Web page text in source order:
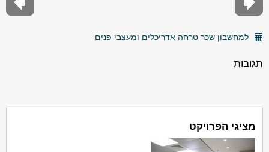
למחשבון שכר טרחה אדריכלים ומעצבי פנים
תגובות
מציגי הפרויקט